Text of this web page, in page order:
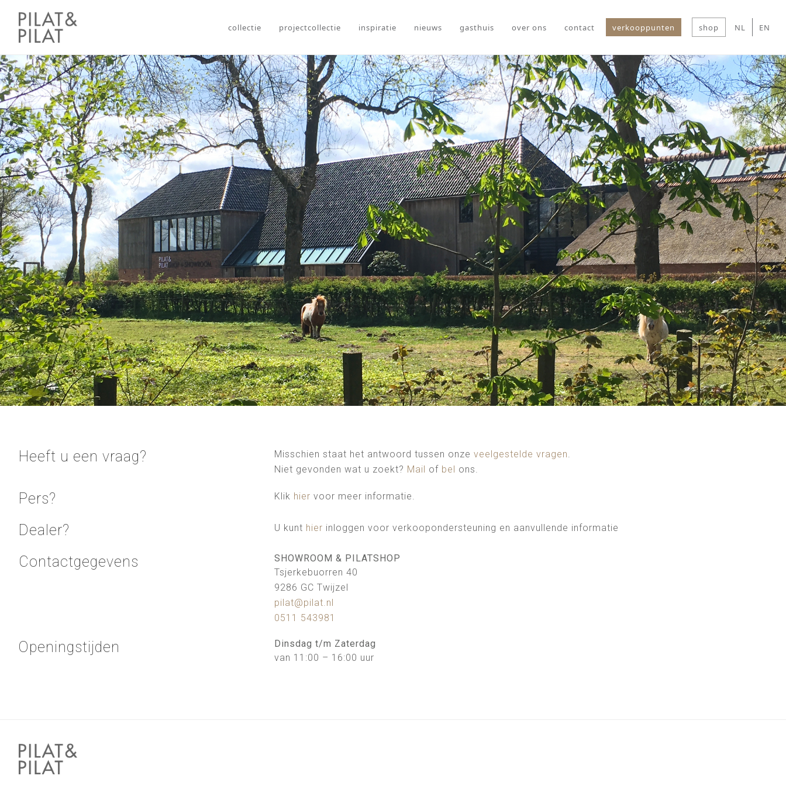
collectie projectcollectie inspiratie nieuws gasthuis over ons contact verkooppunten shop NL EN
Heeft u een vraag? Misschien staat het antwoord tussen onze veelgestelde vragen.
Niet gevonden wat u zoekt? Mail of bel ons.
Pers? Klik hier voor meer informatie.
Dealer? U kunt hier inloggen voor verkoopondersteuning en aanvullende informatie
Contactgegevens
SHOWROOM & PILATSHOP
Tsjerkebuorren 40
9286 GC Twijzel
pilat@pilat.nl
0511 543981
Openingstijden
Dinsdag t/m Zaterdag
van 11:00 – 16:00 uur